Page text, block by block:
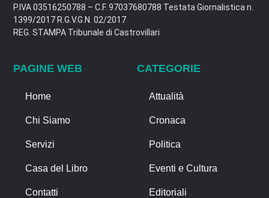
P.IVA 03516250788 – C.F. 97037680788 Testata Giornalistica n.
1399/2017 R.G.V.G.N. 02/2017
REG. STAMPA Tribunale di Castrovillari
PAGINE WEB
Home
Chi Siamo
Servizi
Casa del Libro
Contatti
CATEGORIE
Attualità
Cronaca
Politica
Eventi e Cultura
Editoriali